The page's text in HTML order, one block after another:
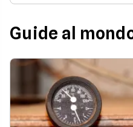
la pianificazione del
soluzione a prezzo
consente di agganciare
all'andamento
del mercato dell'energia
naturale.
Guide al